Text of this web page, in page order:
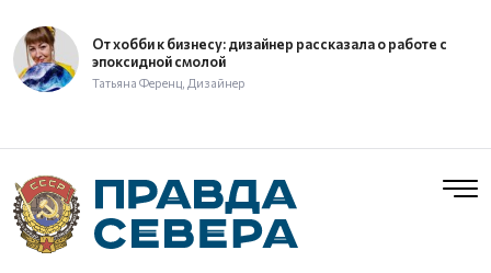
От хобби к бизнесу: дизайнер рассказала о работе с
эпоксидной смолой
Татьяна Ференц, Дизайнер